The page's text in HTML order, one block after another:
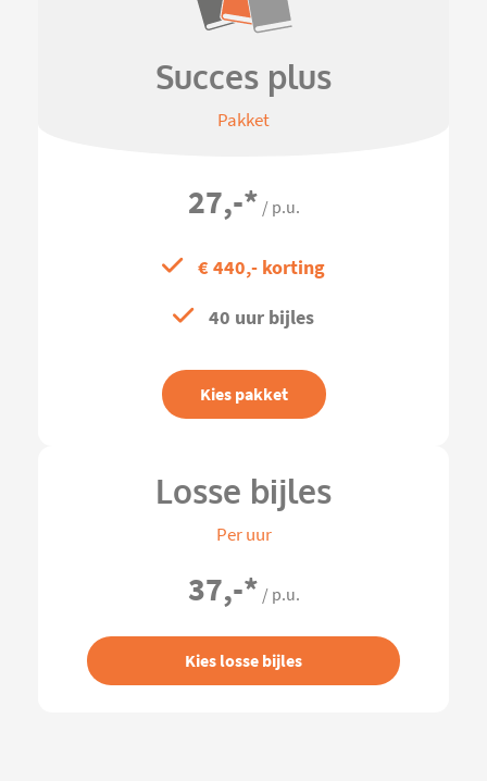
Succes plus
Pakket
27,-* / p.u.
€ 440,- korting
40 uur bijles
Kies pakket
Losse bijles
Per uur
37,-* / p.u.
Kies losse bijles